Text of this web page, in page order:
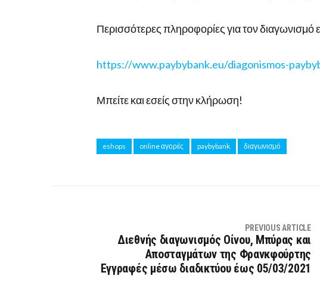
Περισσότερες πληροφορίες για τον διαγωνισμό
https://www.paybybank.eu/diagonismos-
Μπείτε και εσείς στην κλήρωση!
eshops online αγορές paybybank διαγωνισμό
PREVIOUS ARTICLE
Διεθνής διαγωνισμός Οίνου, Μπύρας και
Αποσταγμάτων της Φρανκφούρτης
Εγγραφές μέσω διαδικτύου έως 05/03/2021